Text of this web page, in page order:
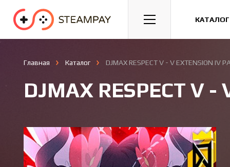
Спорт Гонки Казуальные
Главная Каталог DJMAX RESPECT V - V EXTENSION IV
DJMAX RESPECT V -